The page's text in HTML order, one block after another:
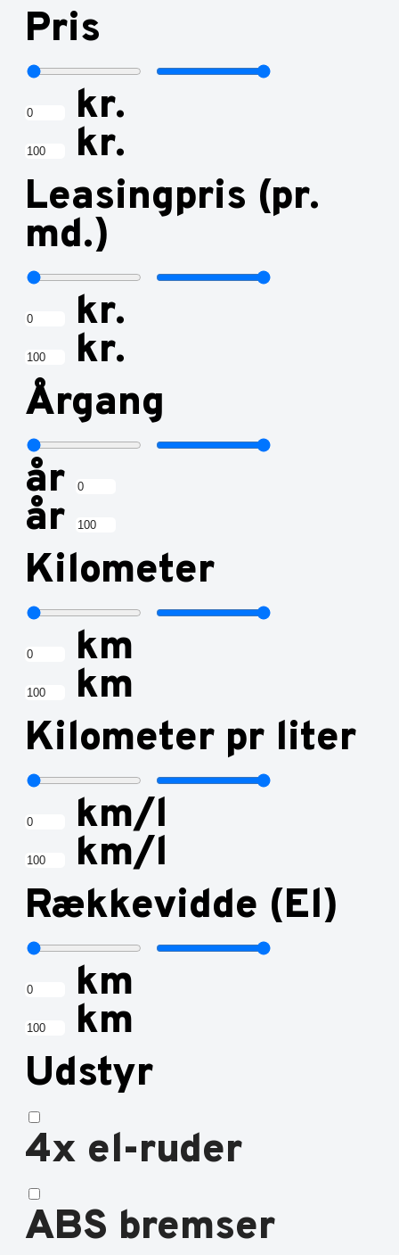
Pris
kr.
kr.
Leasingpris (pr.
md.)
kr.
kr.
Årgang
år
år
Kilometer
km
km
Kilometer pr liter
km/l
km/l
Rækkevidde (El)
km
km
Udstyr
4x el-ruder
ABS bremser